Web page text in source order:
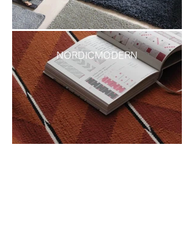
NORDICMODERN